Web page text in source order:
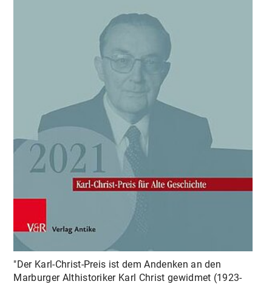
"Der Karl-Christ-Preis ist dem Andenken an den
Marburger Althistoriker Karl Christ gewidmet (1923-